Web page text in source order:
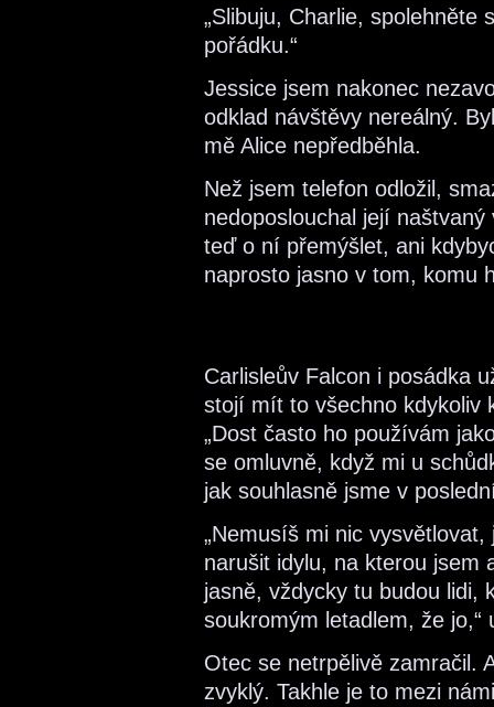
„Slibuju, Charlie,
pořádku.“
Jessice jsem nakonec
odklad návštěvy nereálný.
mě Alice nepředběhla.
Než jsem telefon odložil,
nedoposlouchal její
teď o ní přemýšlet, ani
naprosto jasno v tom, komu
Carlisleův Falcon i posádka
stojí mít to všechno kdykoliv
„Dost často ho používám
se omluvně, když mi u
jak souhlasně jsme v
„Nemusíš mi nic
narušit idylu, na kterou jsem
jasně, vždycky tu budou
soukromým letadlem, že jo,“
Otec se netrpělivě zamračil.
zvyklý. Takhle je to mezi